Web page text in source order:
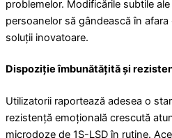
problemelor. Modificările subtile
persoanelor să gândească în
soluții inovatoare.
Dispoziție îmbunătățită și
Utilizatorii raportează adesea o
rezistență emoțională crescută
microdoze de 1S-LSD în rutine.